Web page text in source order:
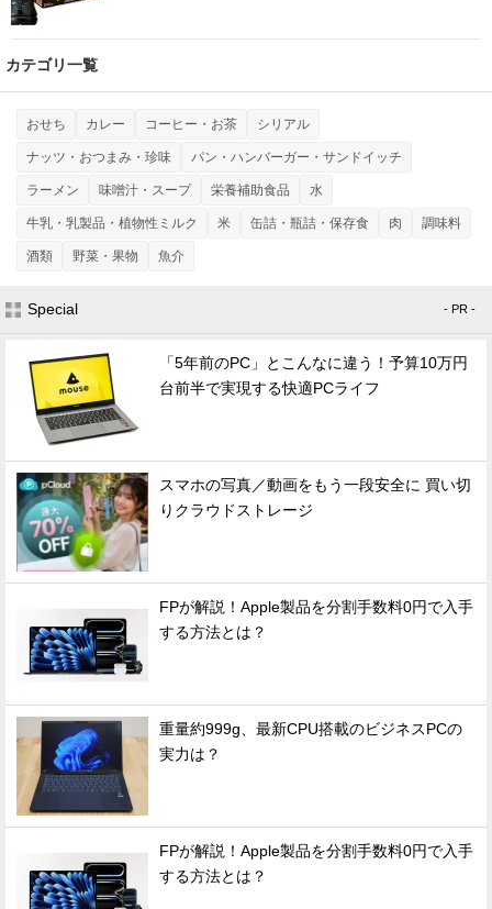
カテゴリ一覧
おせち カレー コーヒー・お茶 シリアル
ナッツ・おつまみ・珍味 パン・ハンバーガー・サンドイッチ
ラーメン 味噌汁・スープ 栄養補助食品 水
牛乳・乳製品・植物性ミルク 米 缶詰・瓶詰・保存食 肉 調味料
酒類 野菜・果物 魚介
Special - PR -
「5年前のPC」とこんなに違う！予算10万円
台前半で実現する快適PCライフ
スマホの写真／動画をもう一段安全に 買い切
りクラウドストレージ
FPが解説！Apple製品を分割手数料0円で入手
する方法とは？
重量約999g、最新CPU搭載のビジネスPCの
実力は？
FPが解説！Apple製品を分割手数料0円で入手
する方法とは？